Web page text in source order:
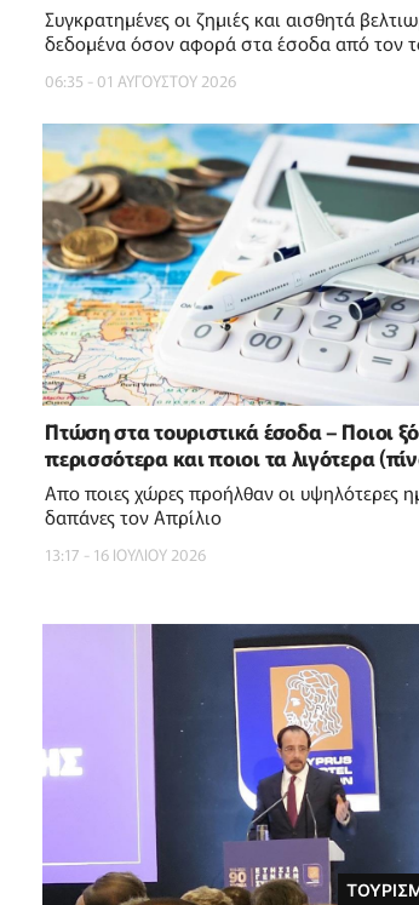
Συγκρατημένες οι ζημιές και αισθητά
δεδομένα όσον αφορά στα έσοδα από τον
06:35 - 01 ΑΥΓΟΥΣΤΟΥ 2026
Πτώση στα τουριστικά έσοδα – Ποιοι
περισσότερα και ποιοι τα λιγότερα
Απο ποιες χώρες προήλθαν οι υψηλότερες
δαπάνες τον Απρίλιο
13:17 - 16 ΙΟΥΛΙΟΥ 2026